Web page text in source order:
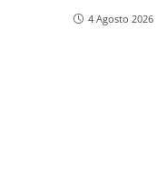
4 Agosto 2026